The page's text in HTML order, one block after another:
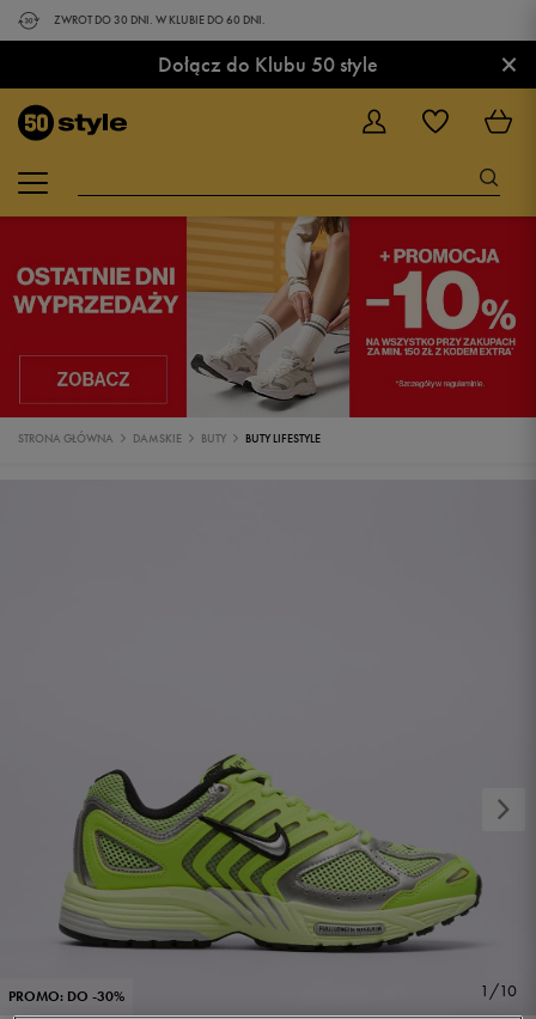
ZWROT DO 30 DNI. W KLUBIE DO 60 DNI.
Dołącz do Klubu 50 style ×
STRONA GŁÓWNA DAMSKIE BUTY BUTY LIFESTYLE
PROMO: DO -30% 1/10